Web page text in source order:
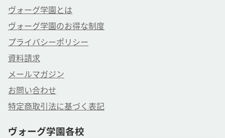
ヴォーグ学園とは
ヴォーグ学園のお得な制度
プライバシーポリシー
資料請求
メールマガジン
お問い合わせ
特定商取引法に基づく表記
ヴォーグ学園各校